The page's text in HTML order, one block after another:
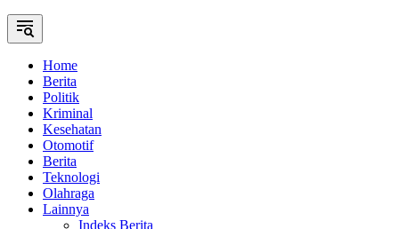
Home
Berita
Politik
Kriminal
Kesehatan
Otomotif
Berita
Teknologi
Olahraga
Lainnya
Indeks Berita